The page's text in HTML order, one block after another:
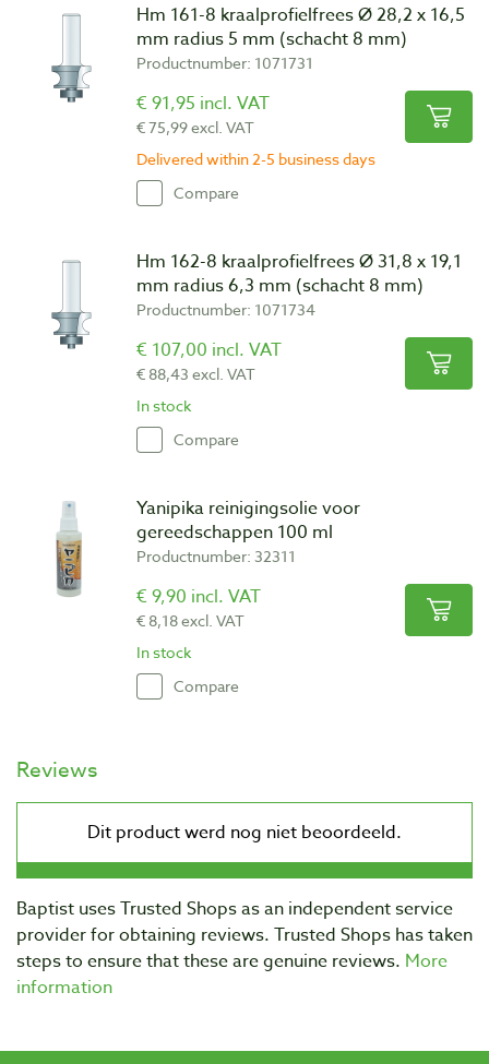
Hm 161-8 kraalprofielfrees Ø 28,2 x 16,5
mm radius 5 mm (schacht 8 mm)
Productnumber: 1071731
€ 91,95 incl. VAT
€ 75,99 excl. VAT
Delivered within 2-5 business days
Compare
Hm 162-8 kraalprofielfrees Ø 31,8 x 19,1
mm radius 6,3 mm (schacht 8 mm)
Productnumber: 1071734
€ 107,00 incl. VAT
€ 88,43 excl. VAT
In stock
Compare
Yanipika reinigingsolie voor
gereedschappen 100 ml
Productnumber: 32311
€ 9,90 incl. VAT
€ 8,18 excl. VAT
In stock
Compare
Reviews
Baptist uses Trusted Shops as an independent service
provider for obtaining reviews. Trusted Shops has taken
steps to ensure that these are genuine reviews. More
information